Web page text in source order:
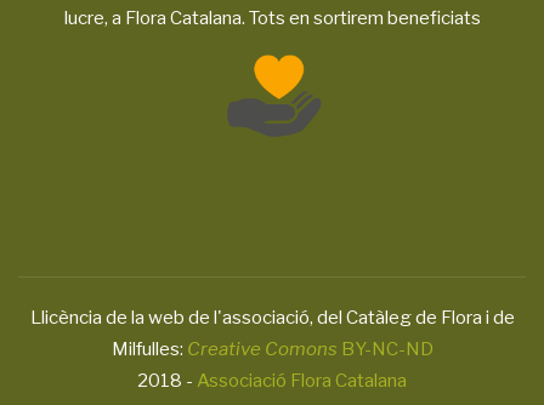
lucre, a Flora Catalana. Tots en sortirem beneficiats
Llicència de la web de l'associació, del Catàleg de Flora i de
Milfulles: Creative Comons BY-NC-ND
2018 - Associació Flora Catalana